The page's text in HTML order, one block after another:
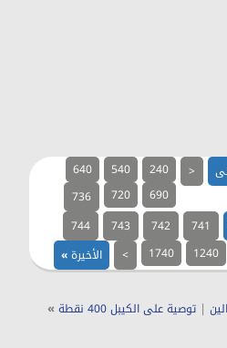
<
240
540
640
690
720
736
741
742
743
744
1240
1740
> الأخيرة»
|توصية على الكيبل 400 نقطة »